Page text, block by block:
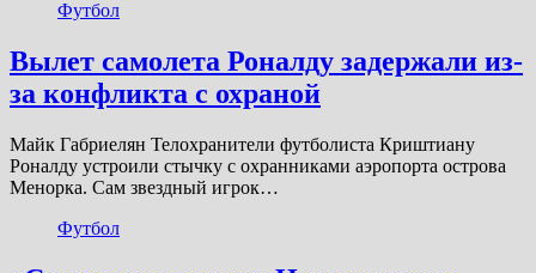
Футбол
Вылет самолета Роналду задержали из-
за конфликта с охраной
Майк Габриелян Телохранители футболиста Криштиану
Роналду устроили стычку с охранниками аэропорта острова
Менорка. Сам звездный игрок…
Футбол